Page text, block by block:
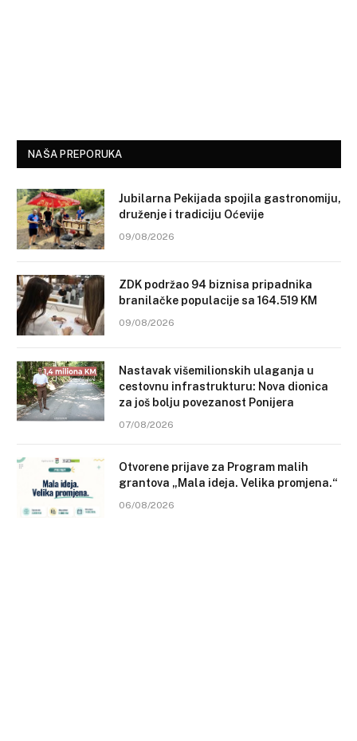
NAŠA PREPORUKA
Jubilarna Pekijada spojila gastronomiju,
druženje i tradiciju Oćevije
09/08/2026
ZDK podržao 94 biznisa pripadnika
branilačke populacije sa 164.519 KM
09/08/2026
Nastavak višemilionskih ulaganja u
cestovnu infrastrukturu: Nova dionica
za još bolju povezanost Ponijera
07/08/2026
Otvorene prijave za Program malih
grantova „Mala ideja. Velika promjena.“
06/08/2026